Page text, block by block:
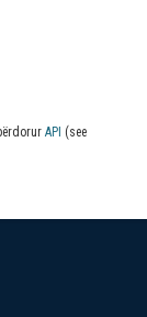
API (see